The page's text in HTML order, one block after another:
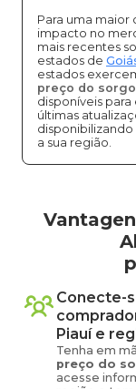
Para uma
impacto no
mais recentes
estados de
estados
preço do sorgo
disponíveis
últimas
disponibilizando
a sua região.
Conecte-
Piauíe
Tenha em
preço do
acesse